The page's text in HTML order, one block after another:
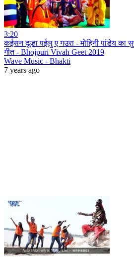
3:20
कईसन दूल्हा पईलु ए गउरा - मोहिनी पांडेय का
गीत - Bhojpuri Vivah Geet 2019
Wave Music - Bhakti
7 years ago